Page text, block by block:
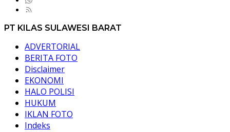
PT KILAS SULAWESI BARAT
ADVERTORIAL
BERITA FOTO
Disclaimer
EKONOMI
HALO POLISI
HUKUM
IKLAN FOTO
Indeks